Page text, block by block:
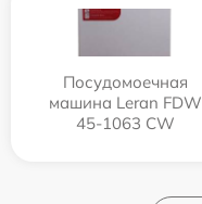
Посудомоечная
машина Leran FDW
45-1063 CW